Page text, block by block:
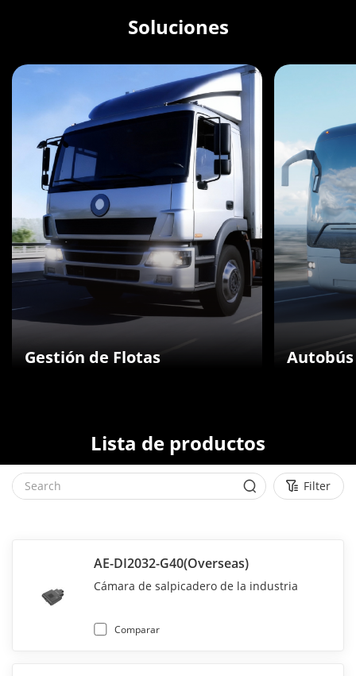
Soluciones
Gestión de Flotas Autobús
Lista de productos
Filter
AE-DI2032-G40(Overseas)
Cámara de salpicadero de la industria
Comparar